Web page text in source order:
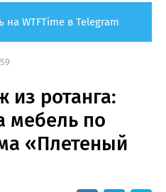
на WTFTime в Telegram
ротанга:
мебель по
«Плетеный